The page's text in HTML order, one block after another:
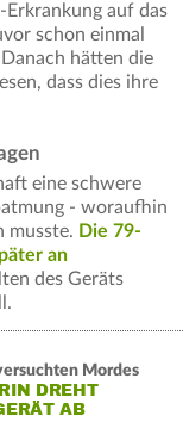
auf das
schon einmal
hätten die
dass dies ihre
eine schwere
- woraufhin
musste. Die 79-
an
des Geräts
Mordes
DREHT
AB